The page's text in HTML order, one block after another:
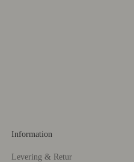
Information
Levering & Retur